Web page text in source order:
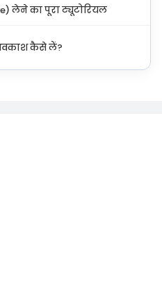
लेने का पूरा ट्यूटोरियल
कैसे लें?